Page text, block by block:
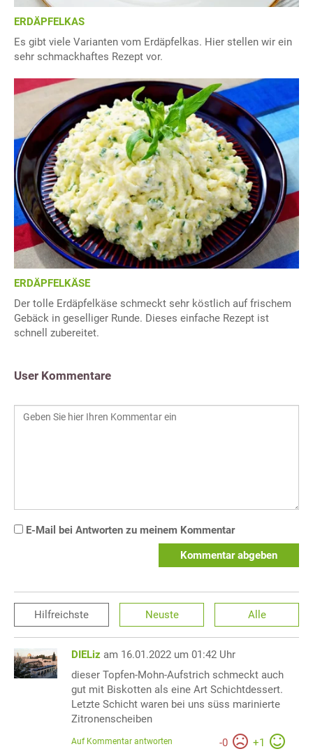
ERDÄPFELKAS
Es gibt viele Varianten vom Erdäpfelkas. Hier stellen wir ein
sehr schmackhaftes Rezept vor.
ERDÄPFELKÄSE
Der tolle Erdäpfelkäse schmeckt sehr köstlich auf frischem
Gebäck in geselliger Runde. Dieses einfache Rezept ist
schnell zubereitet.
User Kommentare
E-Mail bei Antworten zu meinem Kommentar
Kommentar abgeben
Hilfreichste Neuste Alle
DIELiz am 16.01.2022 um 01:42 Uhr
dieser Topfen-Mohn-Aufstrich schmeckt auch
gut mit Biskotten als eine Art Schichtdessert.
Letzte Schicht waren bei uns süss marinierte
Zitronenscheiben
-0 +1
Auf Kommentar antworten